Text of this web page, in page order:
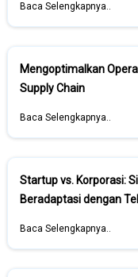
Baca Selengkapnya..
Mengoptimalkan
Supply Chain
Baca Selengkapnya..
Startup vs. Korporasi:
Beradaptasi dengan
Baca Selengkapnya..